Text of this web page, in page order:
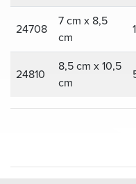
24708
7 cm x 8,5
cm
24810
8,5 cm x 10,5
cm